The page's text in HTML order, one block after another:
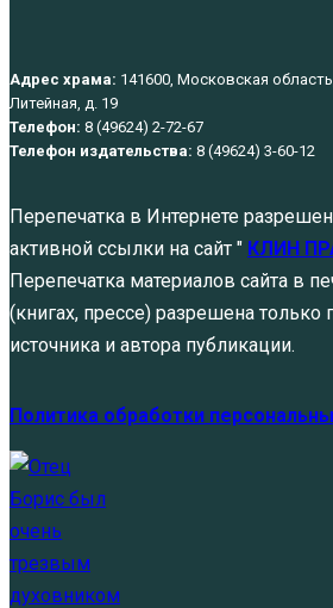
Адрес храма: 141600, Московская
Литейная, д. 19
Телефон: 8 (49624) 2-72-67
Телефон издательства: 8 (49624) 3-60-12
Перепечатка в Интернете
активной ссылки на сайт " КЛИН
Перепечатка материалов сайта в
(книгах, прессе) разрешена только
источника и автора публикации.
Политика обработки